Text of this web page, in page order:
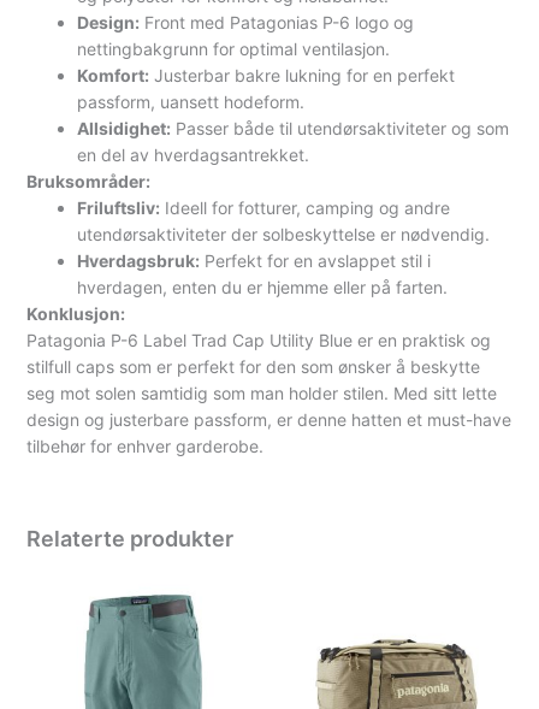
Design: Front med Patagonias P-6 logo og
nettingbakgrunn for optimal ventilasjon.
Komfort: Justerbar bakre lukning for en perfekt
passform, uansett hodeform.
Allsidighet: Passer både til utendørsaktiviteter og som
en del av hverdagsantrekket.
Bruksområder:
Friluftsliv: Ideell for fotturer, camping og andre
utendørsaktiviteter der solbeskyttelse er nødvendig.
Hverdagsbruk: Perfekt for en avslappet stil i
hverdagen, enten du er hjemme eller på farten.
Konklusjon:
Patagonia P-6 Label Trad Cap Utility Blue er en praktisk og
stilfull caps som er perfekt for den som ønsker å beskytte
seg mot solen samtidig som man holder stilen. Med sitt lette
design og justerbare passform, er denne hatten et must-have
tilbehør for enhver garderobe.
Relaterte produkter